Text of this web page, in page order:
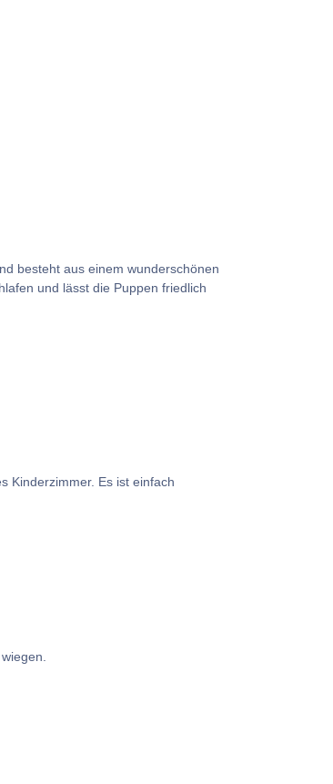
besteht aus einem wunderschönen
und lässt die Puppen friedlich
Kinderzimmer. Es ist einfach